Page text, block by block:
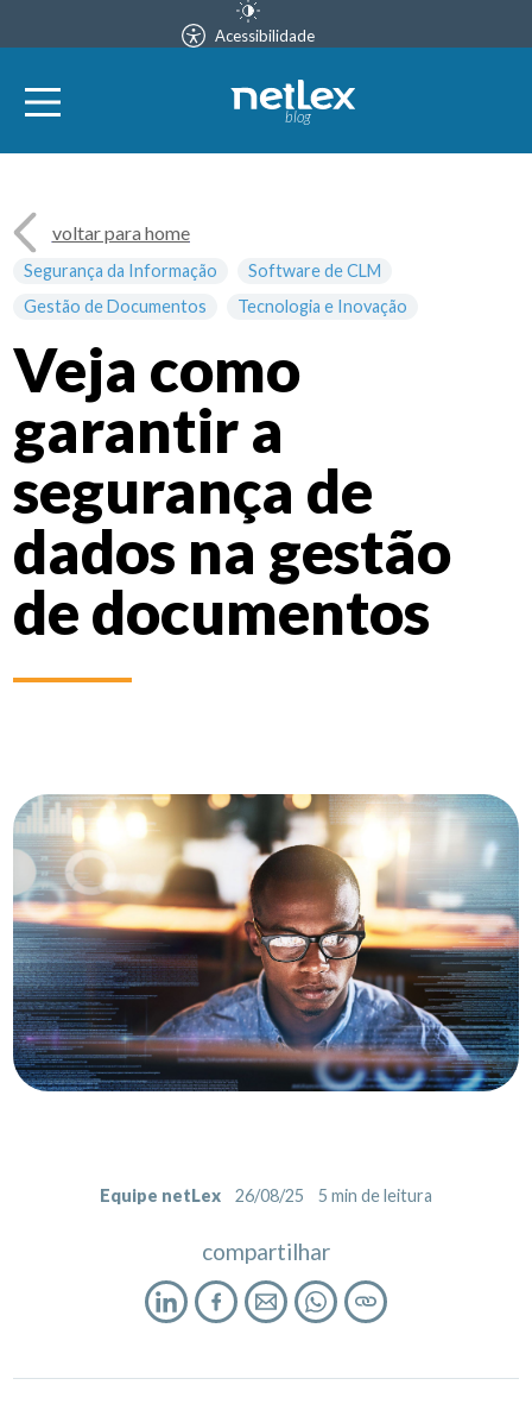
Acessibilidade
blog
Segurança da Informação
Software de CLM
Gestão de Documentos
Tecnologia e Inovação
voltar para home
Veja como
garantir a
segurança de
dados na gestão
de documentos
Equipe netLex 26/08/25 5 min de leitura
compartilhar